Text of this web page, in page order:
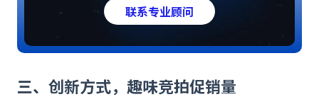
联系专业顾问
三、创新方式，趣味竞拍促销量